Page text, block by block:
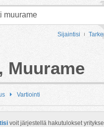
Sijaintisi
Muurame
Vartiointi
voit järjestellä hakutulokset